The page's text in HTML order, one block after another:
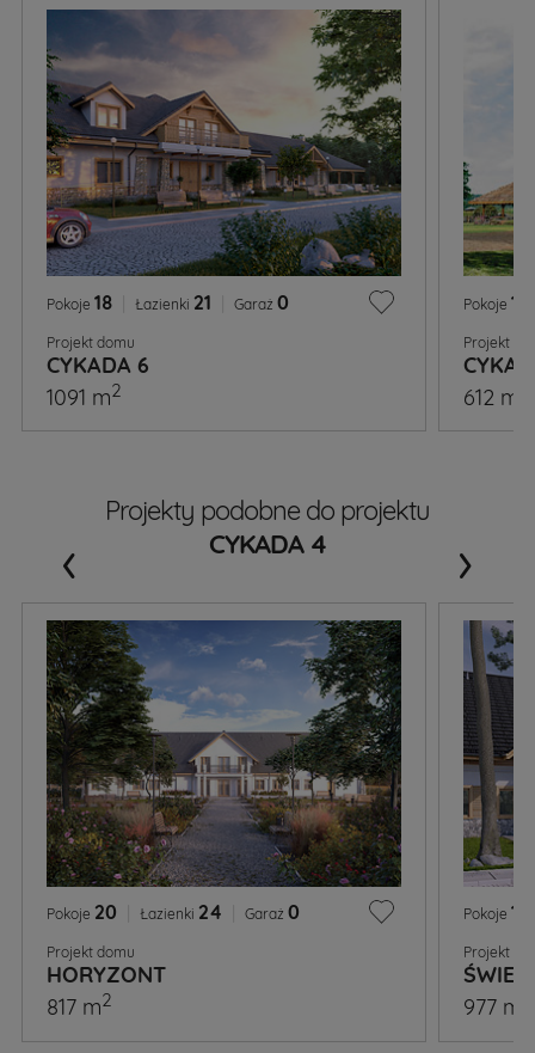
Pokoje 18 Łazienki 21 Garaż 0
Projekt domu
CYKADA 6
1091 m2
Pokoje 11
Projekt
612 m
Projekty podobne do projektu
CYKADA 4
Pokoje 20 Łazienki 24 Garaż 0
Projekt domu
HORYZONT
817 m2
Pokoje 12
Projekt
977 m
‹ ›